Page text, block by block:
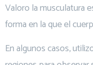
Valoro la musculatura
forma en la que el
En algunos casos,